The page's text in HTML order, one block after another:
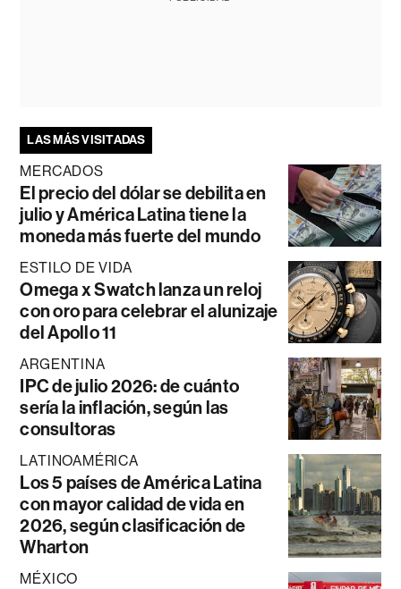
LAS MÁS VISITADAS
MERCADOS
El precio del dólar se debilita en
julio y América Latina tiene la
moneda más fuerte del mundo
ESTILO DE VIDA
Omega x Swatch lanza un reloj
con oro para celebrar el alunizaje
del Apollo 11
ARGENTINA
IPC de julio 2026: de cuánto
sería la inflación, según las
consultoras
LATINOAMÉRICA
Los 5 países de América Latina
con mayor calidad de vida en
2026, según clasificación de
Wharton
MÉXICO